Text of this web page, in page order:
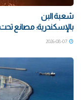
شعبة البن
بالإسكندرية: مصانع تحت